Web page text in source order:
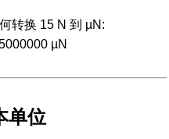
转换 15 N 到 µN:
µN
单位